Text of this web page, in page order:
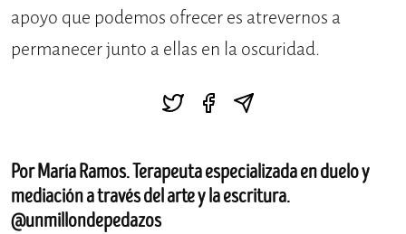
apoyo que podemos ofrecer es atrevernos a
permanecer junto a ellas en la oscuridad.
Por María Ramos. Terapeuta especializada en duelo y
mediación a través del arte y la escritura.
@unmillondepedazos